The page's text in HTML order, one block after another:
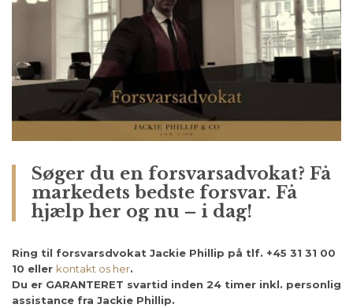
Søger du en forsvarsadvokat? Få
markedets bedste forsvar. Få
hjælp her og nu – i dag!
Ring til forsvarsdvokat Jackie Phillip på tlf. +45 31 31 00
10 eller kontakt os her.
Du er GARANTERET svartid inden 24 timer inkl. personlig
assistance fra Jackie Phillip.